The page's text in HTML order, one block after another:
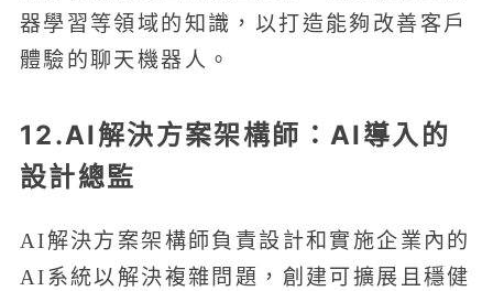
器學習等領域的知識，以打造能夠改善客戶
體驗的聊天機器人。
12.AI解決方案架構師：AI導入的
設計總監
AI解決方案架構師負責設計和實施企業內的
AI系統以解決複雜問題，創建可擴展且穩健